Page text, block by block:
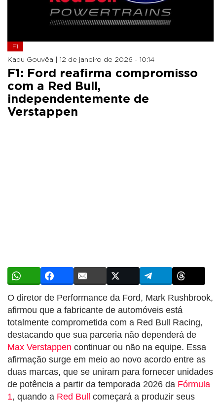
F1
Kadu Gouvêa | 12 de janeiro de 2026 - 10:14
F1: Ford reafirma compromisso
com a Red Bull,
independentemente de
Verstappen
O diretor de Performance da Ford, Mark Rushbrook,
afirmou que a fabricante de automóveis está
totalmente comprometida com a Red Bull Racing,
destacando que sua parceria não dependerá de
Max Verstappen continuar ou não na equipe. Essa
afirmação surge em meio ao novo acordo entre as
duas marcas, que se uniram para fornecer unidades
de potência a partir da temporada 2026 da Fórmula
1, quando a Red Bull começará a produzir seus